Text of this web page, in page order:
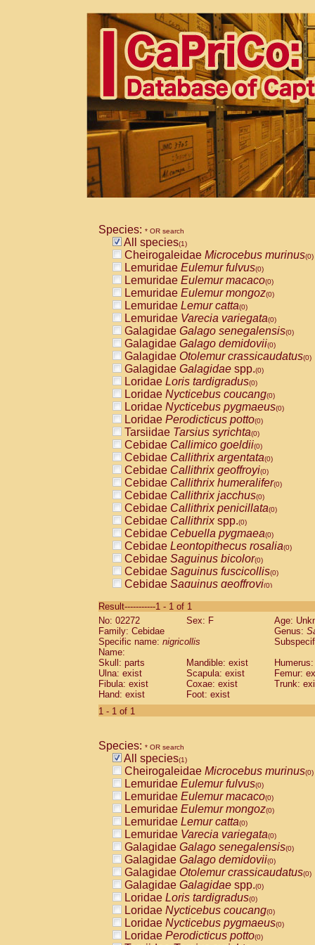
Species: * OR search
All species(1)
Cheirogaleidae Microcebus murinus(0)
Lemuridae Eulemur fulvus(0)
Lemuridae Eulemur macaco(0)
Lemuridae Eulemur mongoz(0)
Lemuridae Lemur catta(0)
Lemuridae Varecia variegata(0)
Galagidae Galago senegalensis(0)
Galagidae Galago demidovii(0)
Galagidae Otolemur crassicaudatus(0)
Galagidae Galagidae spp.(0)
Loridae Loris tardigradus(0)
Loridae Nycticebus coucang(0)
Loridae Nycticebus pygmaeus(0)
Loridae Perodicticus potto(0)
Tarsiidae Tarsius syrichta(0)
Cebidae Callimico goeldii(0)
Cebidae Callithrix argentata(0)
Cebidae Callithrix geoffroyi(0)
Cebidae Callithrix humeralifer(0)
Cebidae Callithrix jacchus(0)
Cebidae Callithrix penicillata(0)
Cebidae Callithrixspp.(0)
Cebidae Cebuella pygmaea(0)
Cebidae Leontopithecus rosalia(0)
Cebidae Saguinus bicolor(0)
Cebidae Saguinus fuscicollis(0)
Cebidae Saguinus geoffroyi(0)
CebidaeSaguinus labiatus(0)
Cebidae Saguinus leucopus (0)
Cebidae
CebidaeSaguinus mystax
Cebidae Saguinus nigricollis (1)
Cebidae Saguinus oedipus
Cebidae Saguinus weddelli
Cebidae Saguinusspp.
Cebidae
CebidaeCebus capucinus
CebidaeCebus nigrivittatus
CebidaeCebus spp.(0)
CebidaeSaimiri boliviensis(0)
CebidaeSaimiri sciureus(0)
AtelidaeAlouatta caraya(0)
AtelidaeAlouatta fusca(0)
AtelidaeAlouatta seniculus(0)
AtelidaeAlouattaspp.(0)
AtelidaeAteles belzebuth(0)
AtelidaeAteles geoffroyi(0)
AtelidaeAteles paniscus(0)
AtelidaeAtelesspp.(0)
AtelidaeLagothrix lagothricha(0)
AtelidaeLagothrix lagothricha cana
PitheciidaeCacajao calvus
Result-----------1 - 1 of 1
No: 02272
Sex: F
Age:
Family: Cebidae
Genus:
Specific name: nigricollis
Name:
Skull: parts
Mandible: exist
Ulna: exist
Scapula: exist
Femur:
Fibula: exist
Coxae: exist
Trunk:
Hand: exist
Foot: exist
1 - 1 of 1
Species: * OR search
All species(1)
Cheirogaleidae Microcebus murinus(0)
Lemuridae Eulemur fulvus(0)
Lemuridae Eulemur macaco(0)
Lemuridae Eulemur mongoz(0)
Lemuridae Lemur catta(0)
Lemuridae Varecia variegata(0)
Galagidae Galago senegalensis(0)
Galagidae Galago demidovii(0)
Galagidae Otolemur crassicaudatus(0)
Galagidae Galagidae spp.(0)
Loridae Loris tardigradus(0)
Loridae Nycticebus coucang(0)
Loridae Nycticebus pygmaeus(0)
Loridae Perodicticus potto(0)